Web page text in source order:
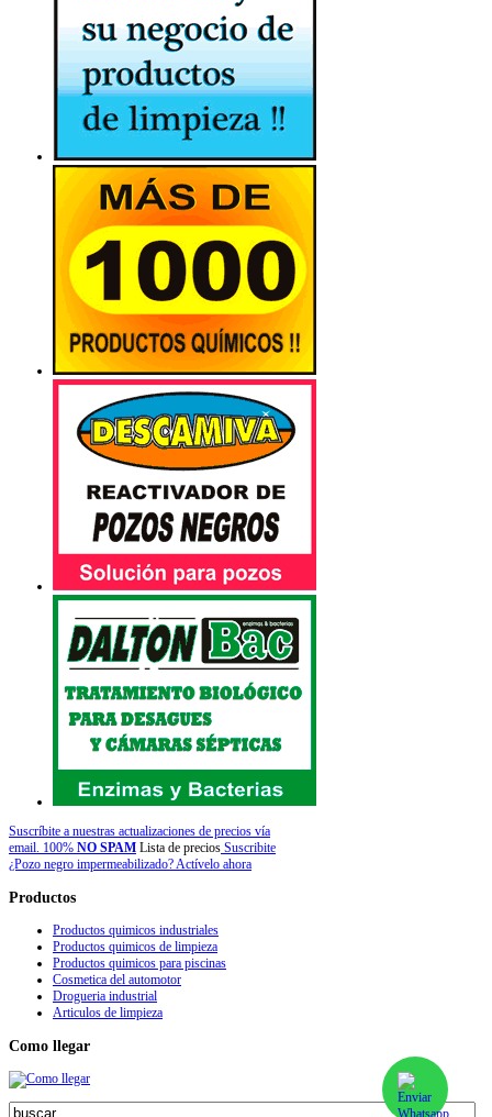
Suscríbite a nuestras actualizaciones de precios vía
email. 100% NO SPAM Lista de precios Suscribite
¿Pozo negro impermeabilizado? Actívelo ahora
Productos
Productos quimicos industriales
Productos quimicos de limpieza
Productos quimicos para piscinas
Cosmetica del automotor
Drogueria industrial
Articulos de limpieza
Como llegar